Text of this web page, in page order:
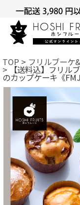
TOP フリルブーケ
【送料込】フリル
のカップケーキ《